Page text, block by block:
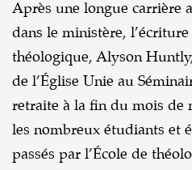
Après une longue carrière
dans le ministère, l’écriture
théologique, Alyson
de l’Église Unie au
retraite à la fin du mois de
les nombreux étudiants et
passés par l’École de